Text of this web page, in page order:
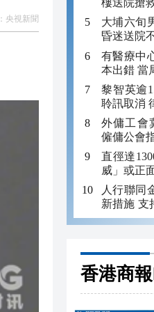
央視新聞
樓送院搶
大埔六旬
昏迷送院
有醫療中
本出錯 當
黎智英逾
聆訊取消
外傭工會
僱傭公會
直徑達
威」或正
人行聯同
新措施 支
建設
香港商